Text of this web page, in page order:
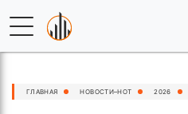
ГЛАВНАЯ НОВОСТИ–HOT 2026